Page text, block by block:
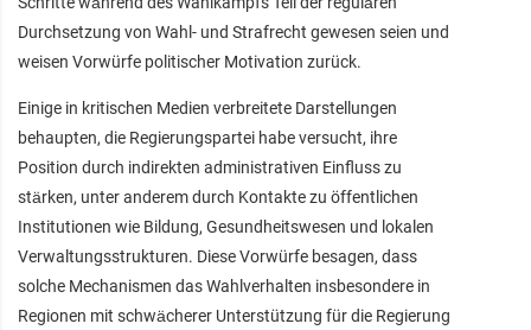
Durchsetzung von Wahl- und Strafrecht gewesen seien und
weisen Vorwürfe politischer Motivation zurück.
Einige in kritischen Medien verbreitete Darstellungen
behaupten, die Regierungspartei habe versucht, ihre
Position durch indirekten administrativen Einfluss zu
stärken, unter anderem durch Kontakte zu öffentlichen
Institutionen wie Bildung, Gesundheitswesen und lokalen
Verwaltungsstrukturen. Diese Vorwürfe besagen, dass
solche Mechanismen das Wahlverhalten insbesondere in
Regionen mit schwächerer Unterstützung für die Regierung